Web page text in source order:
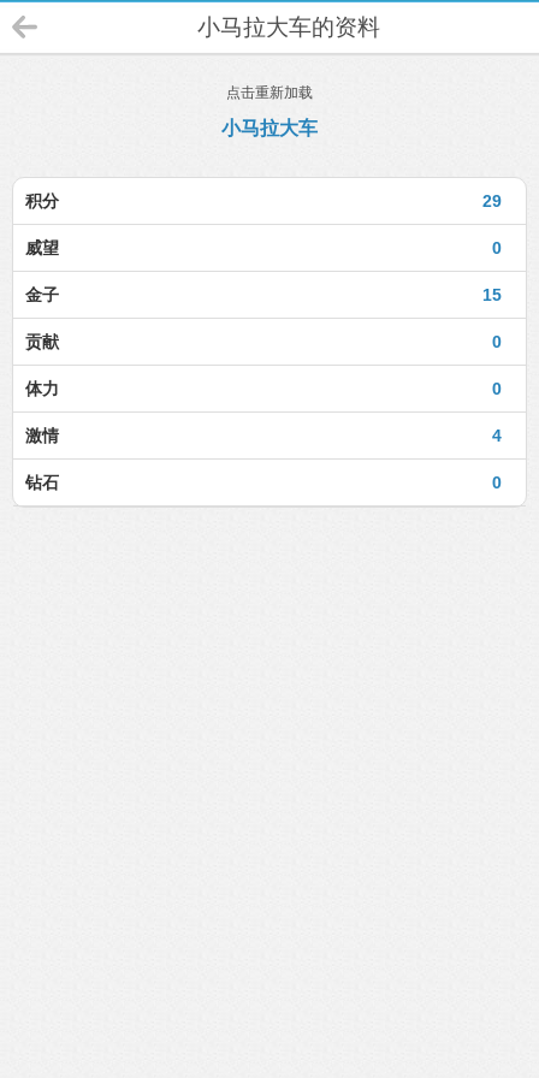
小马拉大车的资料
点击重新加载
小马拉大车
29
积分
0
威望
15
金子
0
贡献
0
体力
4
激情
0
钻石